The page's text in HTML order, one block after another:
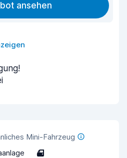
ansehen
Mini-Fahrzeug
4